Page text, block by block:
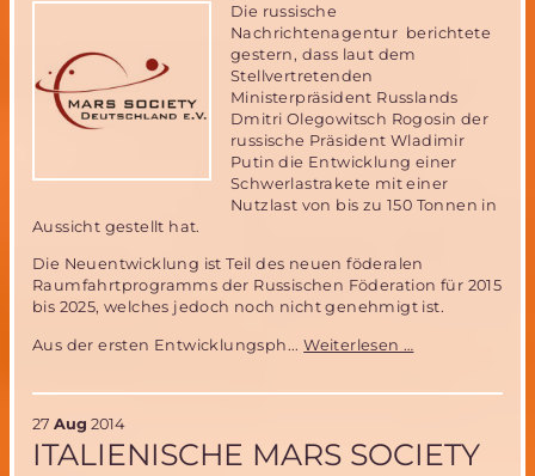
Die russische
Nachrichtenagentur berichtete
gestern, dass laut dem
Stellvertretenden
Ministerpräsident Russlands
Dmitri Olegowitsch Rogosin der
russische Präsident Wladimir
Putin die Entwicklung einer
Schwerlastrakete mit einer
Nutzlast von bis zu 150 Tonnen in
Aussicht gestellt hat.
Die Neuentwicklung ist Teil des neuen föderalen
Raumfahrtprogramms der Russischen Föderation für 2015
bis 2025, welches jedoch noch nicht genehmigt ist.
Aus der ersten Entwicklungsph...Weiterlesen …
27 Aug 2014
ITALIENISCHE MARS SOCIETY